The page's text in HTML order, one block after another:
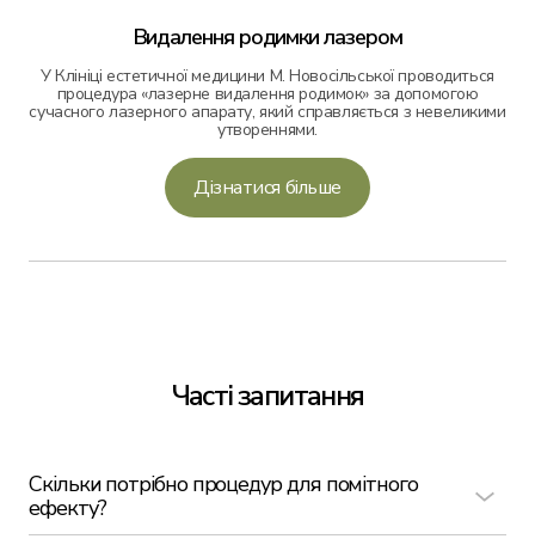
Видалення родимки лазером
У Клініці естетичної медицини М. Новосільської проводиться
процедура «лазерне видалення родимок» за допомогою
сучасного лазерного апарату, який справляється з невеликими
утвореннями.
Дізнатися більше
Часті запитання
Скільки потрібно процедур для помітного
ефекту?